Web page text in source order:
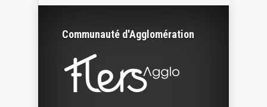
Communauté d'Agglomération